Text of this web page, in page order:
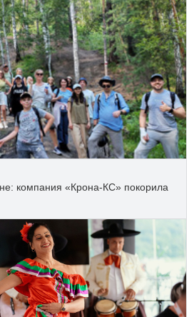
компания «Крона‑КС» покорила